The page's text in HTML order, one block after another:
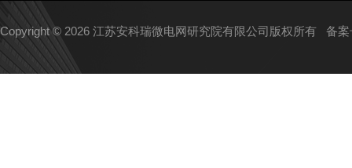
Copyright © 2026 江苏安科瑞微电网研究院有限公司版权所有 备案